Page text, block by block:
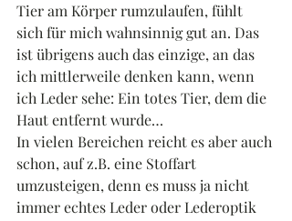
Tier am Körper rumzulaufen, fühlt
sich für mich wahnsinnig gut an. Das
ist übrigens auch das einzige, an das
ich mittlerweile denken kann, wenn
ich Leder sehe: Ein totes Tier, dem die
Haut entfernt wurde…
In vielen Bereichen reicht es aber auch
schon, auf z.B. eine Stoffart
umzusteigen, denn es muss ja nicht
immer echtes Leder oder Lederoptik